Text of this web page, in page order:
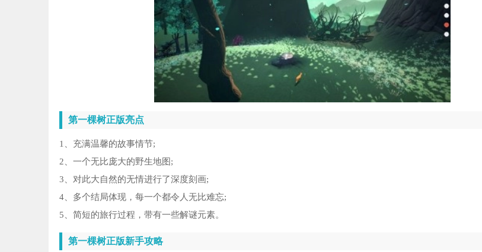
第一棵树正版亮点
1、充满温馨的故事情节;
2、一个无比庞大的野生地图;
3、对此大自然的无情进行了深度刻画;
4、多个结局体现，每一个都令人无比难忘;
5、简短的旅行过程，带有一些解谜元素。
第一棵树正版新手攻略
10 死亡爆发的秘密